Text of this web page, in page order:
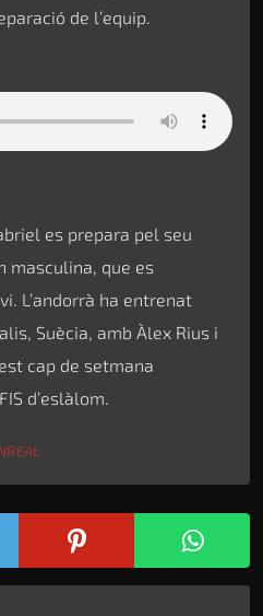
de l’equip.
es prepara pel seu
masculina, que es
L’andorrà ha entrenat
Suècia, amb Àlex Rius i
cap de setmana
d’eslàlom.